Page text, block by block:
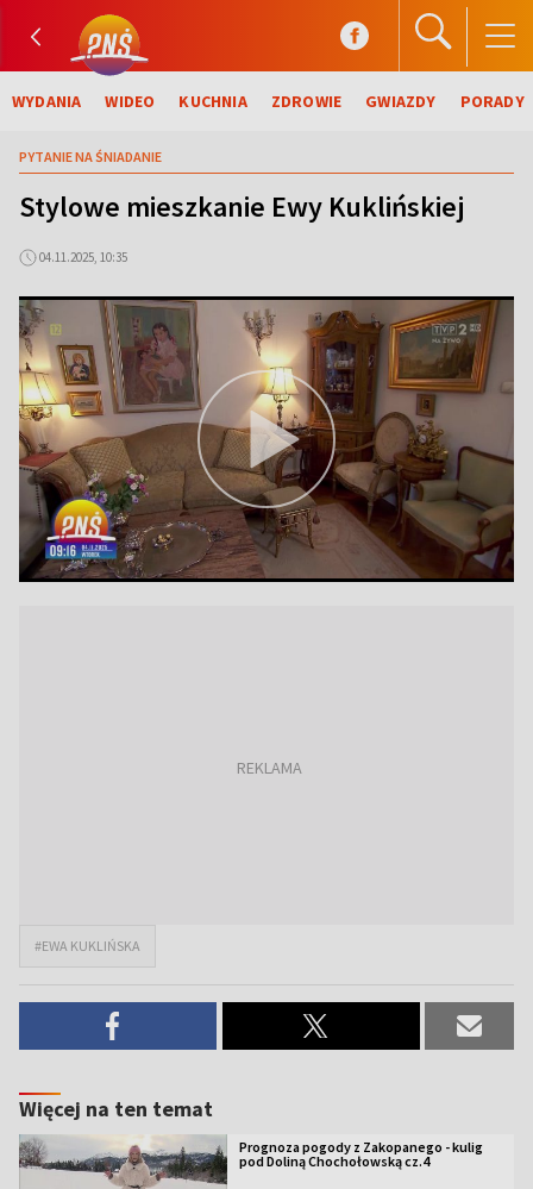
WYDANIA WIDEO KUCHNIA ZDROWIE GWIAZDY PORADY
PYTANIE NA ŚNIADANIE
Stylowe mieszkanie Ewy Kuklińskiej
04.11.2025, 10:35
#EWA KUKLIŃSKA
Więcej na ten temat
Prognoza pogody z Zakopanego - kulig
pod Doliną Chochołowską cz.4